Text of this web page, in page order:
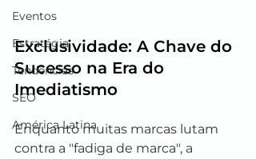
Eventos
Estratégia
Tendências
SEO
América Latina
Exclusividade: A Chave do
Sucesso na Era do
Imediatismo
Enquanto muitas marcas lutam
contra a "fadiga de marca", a